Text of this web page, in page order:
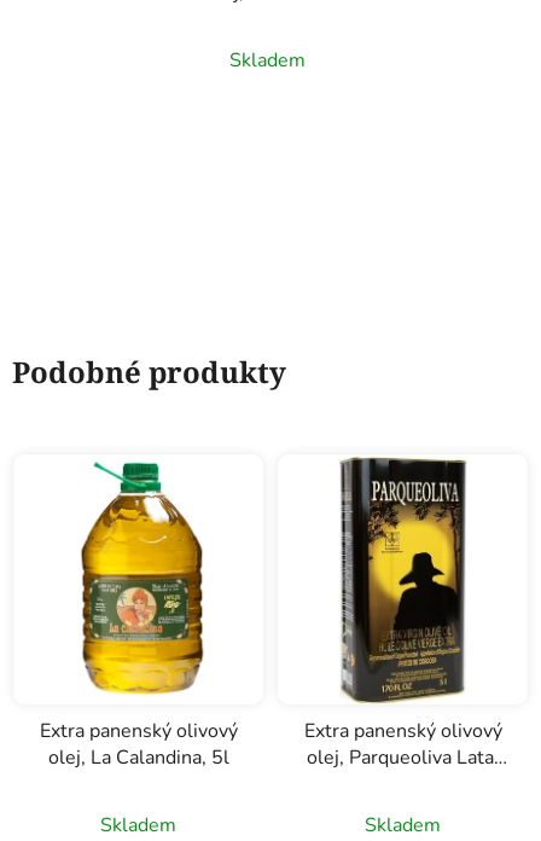
0,5l
Skladem
Podobné produkty
Extra panenský olivový
olej, La Calandina, 5l
Skladem
Extra panenský olivový
olej, Parqueoliva Lata,
Subbetica, 5l
Skladem